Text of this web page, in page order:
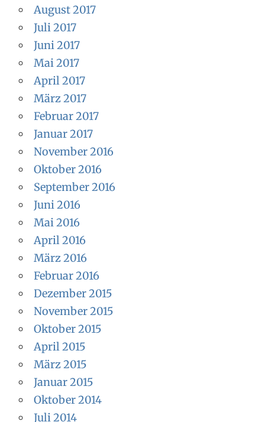
August 2017
Juli 2017
Juni 2017
Mai 2017
April 2017
März 2017
Februar 2017
Januar 2017
November 2016
Oktober 2016
September 2016
Juni 2016
Mai 2016
April 2016
März 2016
Februar 2016
Dezember 2015
November 2015
Oktober 2015
April 2015
März 2015
Januar 2015
Oktober 2014
Juli 2014